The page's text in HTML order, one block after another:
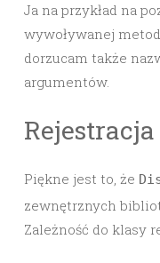
Ja na przykład na
wywoływanej
dorzucam także
argumentów.
Rejestracja
Piękne jest to, że
zewnętrznych
Zależność do klasy